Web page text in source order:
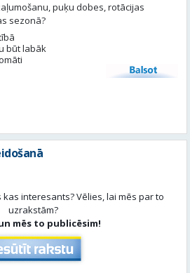
puķu dobes, rotācijas
sezonā?
būt labāk
Balsot
interesants? Vēlies, lai mēs par to
uzrakstām?
mēs to publicēsim!